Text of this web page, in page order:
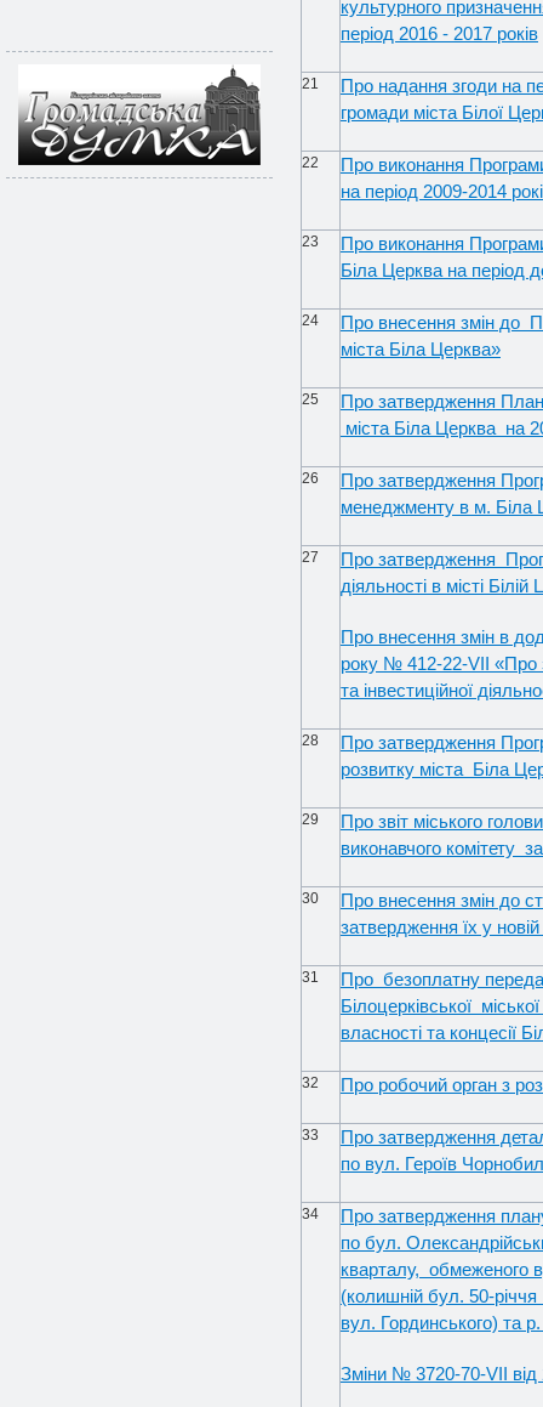
культурного
період 2016 - 2017 років
21
Про надання згоди на
громади міста Білої
22
Про виконання
на період 2009-2014
23
Про виконання
Біла Церква на період
24
Про внесення змін до
міста Біла Церква»
25
Про затвердження
міста Біла Церква на
26
Про затвердження
менеджменту в м. Біла
27
Про затвердження
діяльності в місті
Про внесення змін в
року № 412-22-VII «Про
та інвестиційної
28
Про затвердження
розвитку міста Біла
29
Про звіт міського
виконавчого комітету
30
Про внесення змін до
затвердження їх у новій
31
Про безоплатну
Білоцерківської
власності та концесії
32 Про робочий орган з
33
Про затвердження
по вул. Героїв
34
Про затвердження
по бул.
кварталу, обмеженого
(колишній бул. 50-
вул. Гординського) та
Зміни № 3720-70-VII від